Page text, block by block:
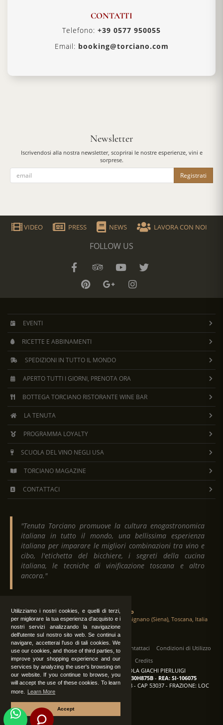
Utilizziamo i nostri cookies, e quelli di terzi,
per migliorare la tua esperienza d'acquisto e i
nostri servizi analizzando la navigazione
dell'utente sul nostro sito web. Se continui a
navigare, accetterai l'uso di tali cookies. We
use our cookies, and those of third parties, to
improve your shopping experience and our
services by analyzing the user's browsing on
our website. If you continue to browse, you
will accept the use of these cookies. To learn
more.
Learn More
Accept
CONTATTI
Telefono: +39 0577 950055
Email: booking@torciano.com
Newsletter
Iscrivendosi alla nostra newsletter, scoprirai le nostre esperienze, vini e
sorprese.
Registrati
VIDEO PRESS NEWS LAVORA CON NOI
FOLLOW US
EVENTI
RICETTE E ABBINAMENTI
SPEDIZIONI IN TUTTO IL MONDO
APERTO TUTTI I GIORNI, PRENOTA ORA
BOTTEGA TORCIANO RISTORANTE WINE BAR
LA TENUTA
PROGRAMMA LOYALTY
SCUOLA DEL VINO NEGLI USA
TORCIANO MAGAZINE
CONTATTACI
"Tenuta Torciano promuove la cultura enogastronomica
italiana in tutto il mondo, una bellissima esperienza
italiana per imparare le migliori combinazioni tra vino e
cibo, l'etichetta del bicchiere, i segreti della cucina
italiana, le tecniche di vinificazione toscana e altro
ancora."
Tenuta Torciano
Via Crocetta 16, Loc. Ulignano 53037 San Gimignano (Siena), Toscana, Italia
Tutti i diritti sono riservati | Operatori Contattaci
Condizioni di Utilizzo
Privacy
Albo Fornitori
Credits
TENUTA TORCIANO AZIENDA AGRICOLA GIACHI PIERLUIGI
P.IVA: IT00375840527 -C.F.: GCHPLG62C30H875B- REA: SI-106075
Sede: SAN GIMIGNANO (SI) - VIA CROCETTA 18 - CAP 53037 - FRAZIONE: LOC